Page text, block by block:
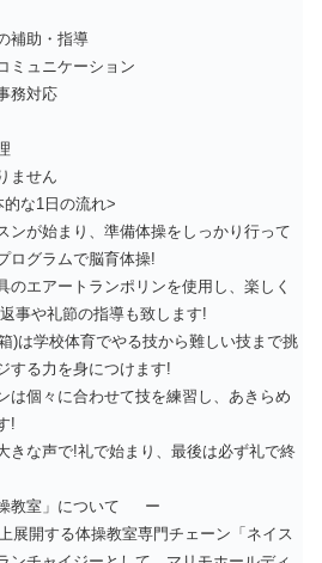
補助・指導
ミュニケーション
務対応
ません
な1日の流れ>
ンが始まり、準備体操をしっかり行って
ログラムで脳育体操!
のエアートランポリンを使用し、楽しく
事や礼節の指導も致します!
)は学校体育でやる技から難しい技まで挑
する力を身につけます!
は個々に合わせて技を練習し、あきらめ
!
きな声で!礼で始まり、最後は必ず礼で終
教室」について ー
展開する体操教室専門チェーン「ネイス